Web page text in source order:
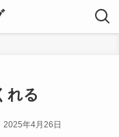
れる
2025年4月26日